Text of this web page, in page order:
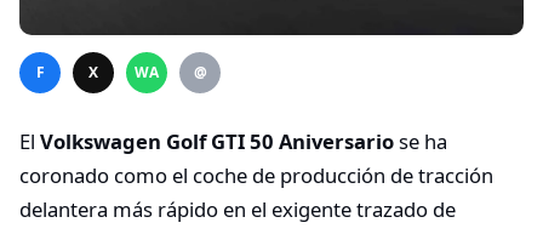
F X WA @
El Volkswagen Golf GTI 50 Aniversariose ha
coronado como el coche de producción de tracción
delantera más rápido en el exigente trazado de